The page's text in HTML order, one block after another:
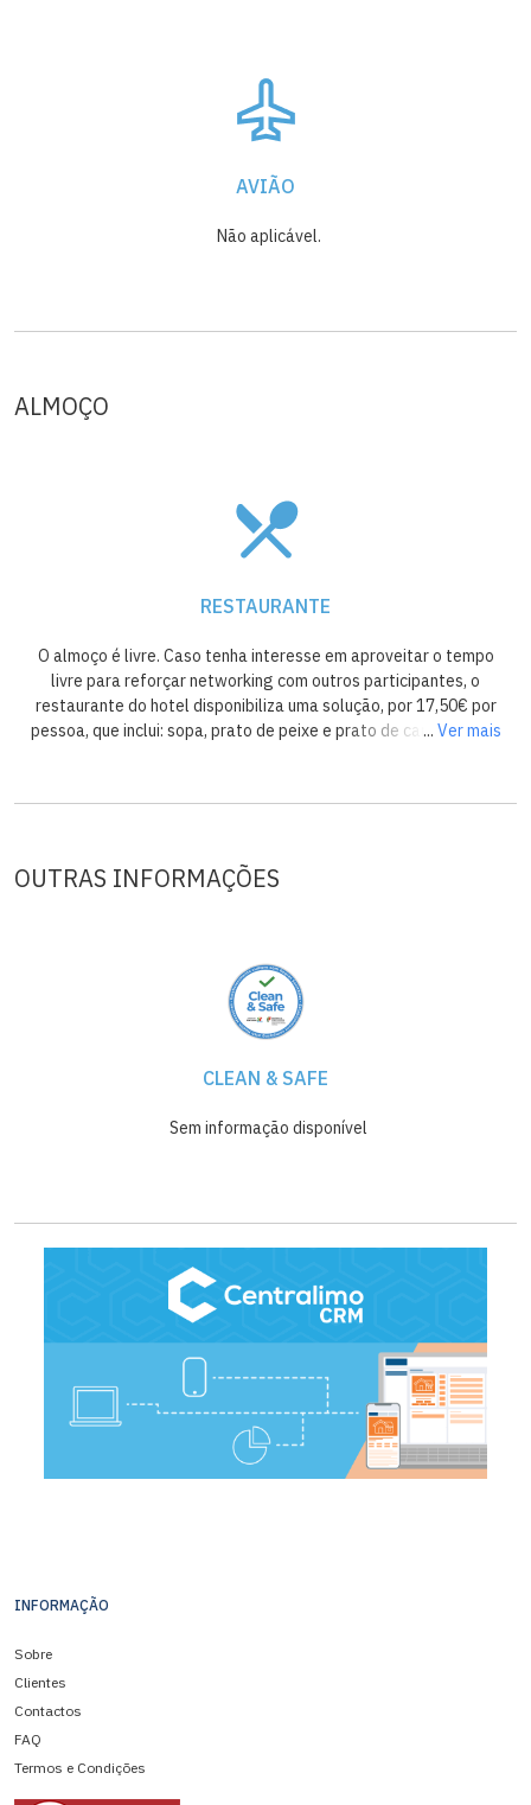
AVIÃO
Não aplicável.
ALMOÇO
RESTAURANTE
O almoço é livre. Caso tenha interesse em aproveitar o tempo
livre para reforçar networking com outros participantes, o
restaurante do hotel disponibiliza uma solução, por 17,50€ por
pessoa, que inclui: sopa, prato de peixe e prato de carne, buffet
Ver menos
... Ver mais
OUTRAS INFORMAÇÕES
CLEAN & SAFE
Sem informação disponível
INFORMAÇÃO
Sobre
Clientes
Contactos
FAQ
Termos e Condições